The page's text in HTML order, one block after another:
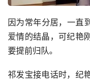
因为常年分居，一直
爱情的结晶，可纪艳
要提前归队。
祁发宝接电话时，纪